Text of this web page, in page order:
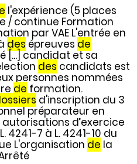
l'expérience (5 places
/ continue Formation
par VAE L'entrée en
des épreuves de
[...] candidat et sa
des candidats est
personnes nommées
de formation.
d'inscription du 3
préparateur en
autorisations d’exercice
4241-7 à L. 4241-10 du
L'organisation de la